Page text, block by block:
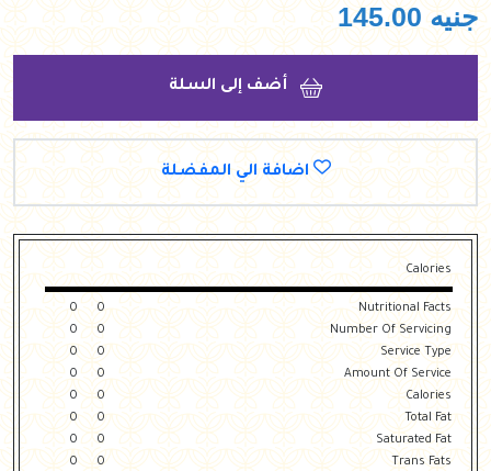
جنيه 145.00
أضف إلى السلة
اضافة الي المفضلة
Calories
Nutritional Facts
0
0
Number Of Servicing
0
0
Service Type
0
0
Amount Of Service
0
0
Calories
0
0
Total Fat
0
0
Saturated Fat
0
0
Trans Fats
0
0